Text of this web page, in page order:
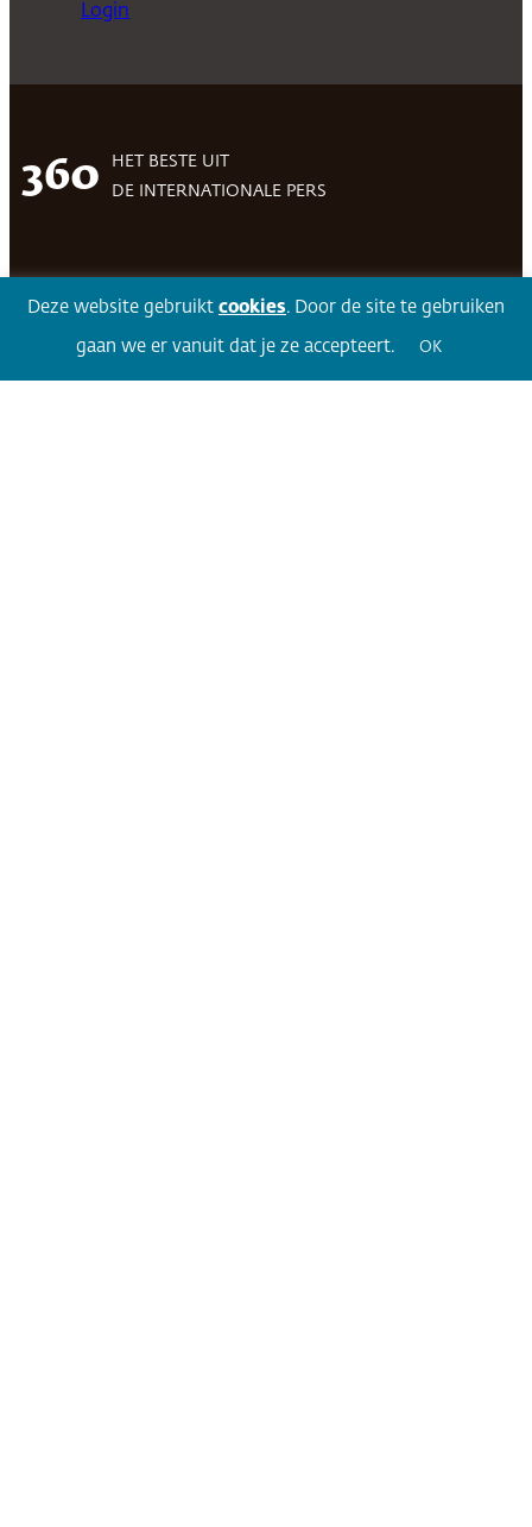
Login
360
HET BESTE UIT
DE INTERNATIONALE PERS
Volg 360Facebook LinkedIn Twitter
Deze website gebruikt cookies. Door de site te gebruiken
gaan we er vanuit dat je ze accepteert. OK